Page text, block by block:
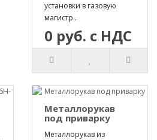
установки в газовую
магистр..
0 руб. с НДС
Металлорукав
под приварку
Металлорукав из